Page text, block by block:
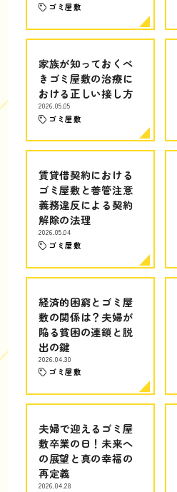
ゴミ屋敷
家族が知っておくべ
きゴミ屋敷の治療に
おける正しい接し方
2026.05.05
ゴミ屋敷
賃貸借契約における
ゴミ屋敷と善管注意
義務違反による契約
解除の法理
2026.05.04
ゴミ屋敷
経済的困窮とゴミ屋
敷の関係は？夫婦が
陥る貧困の連鎖と脱
出の鍵
2026.04.30
ゴミ屋敷
夫婦で迎えるゴミ屋
敷卒業の日！未来へ
の展望と真の幸福の
再定義
2026.04.28